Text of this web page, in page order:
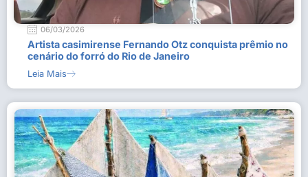
06/03/2026
Artista casimirense Fernando Otz conquista prêmio no
cenário do forró do Rio de Janeiro
Leia Mais